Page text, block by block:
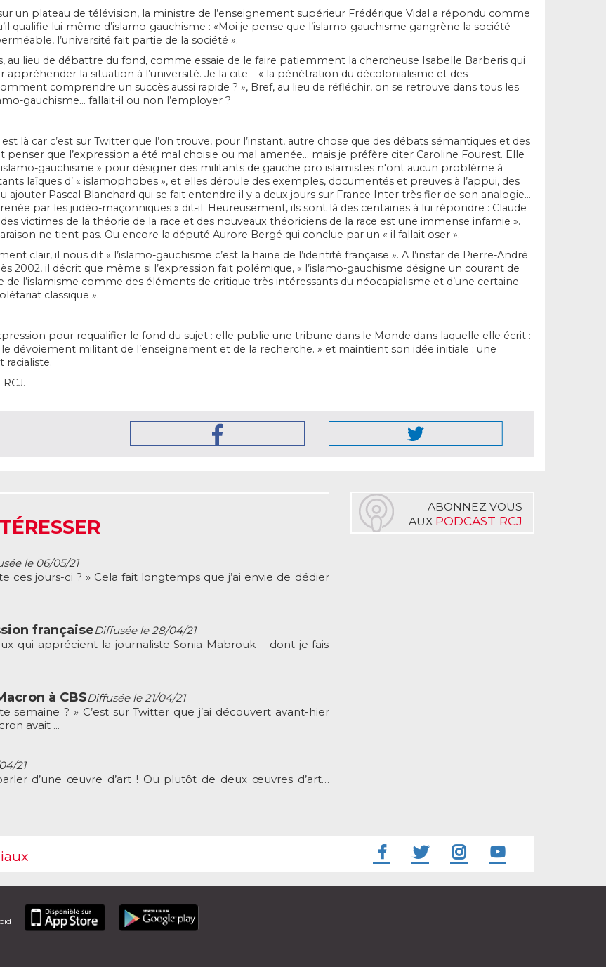
un plateau de télévision, la ministre de l’enseignement supérieur Frédérique Vidal a répondu comme
qualifie lui-même d’islamo-gauchisme : «Moi je pense que l’islamo-gauchisme gangrène la société
l’université fait partie de la société ».
lieu de débattre du fond, comme essaie de le faire patiemment la chercheuse Isabelle Barberis qui
la situation à l’université. Je la cite – « la pénétration du décolonialisme et des
comprendre un succès aussi rapide ? », Bref, au lieu de réfléchir, on se retrouve dans tous les
gauchisme… fallait-il ou non l’employer ?
là car c’est sur Twitter que l’on trouve, pour l’instant, autre chose que des débats sémantiques et des
que l’expression a été mal choisie ou mal amenée… mais je préfère citer Caroline Fourest. Elle
gauchisme » pour désigner des militants de gauche pro islamistes n'ont aucun problème à
laïques d’ « islamophobes », et elles déroule des exemples, documentés et preuves à l’appui, des
ajouter Pascal Blanchard qui se fait entendre il y a deux jours sur France Inter très fier de son analogie…
par les judéo-maçonniques » dit-il. Heureusement, ils sont là des centaines à lui répondre : Claude
victimes de la théorie de la race et des nouveaux théoriciens de la race est une immense infamie ».
ne tient pas. Ou encore la député Aurore Bergé qui conclue par un « il fallait oser ».
clair, il nous dit « l’islamo-gauchisme c’est la haine de l’identité française ». A l’instar de Pierre-André
2002, il décrit que même si l’expression fait polémique, « l’islamo-gauchisme désigne un courant de
l’islamisme comme des éléments de critique très intéressants du néocapialisme et d’une certaine
classique ».
pour requalifier le fond du sujet : elle publie une tribune dans le Monde dans laquelle elle écrit :
dévoiement militant de l’enseignement et de la recherche. » et maintient son idée initiale : une
racialiste.
le 06/05/21
ces jours-ci ? » Cela fait longtemps que j’ai envie de dédier
françaiseDiffusée le 28/04/21
qui apprécient la journaliste Sonia Mabrouk – dont je fais
à CBSDiffusée le 21/04/21
semaine ? » C’est sur Twitter que j’ai découvert avant-hier
avait ...
21
d’une œuvre d’art ! Ou plutôt de deux œuvres d’art…
ABONNEZ VOUS
AUX PODCAST RCJ